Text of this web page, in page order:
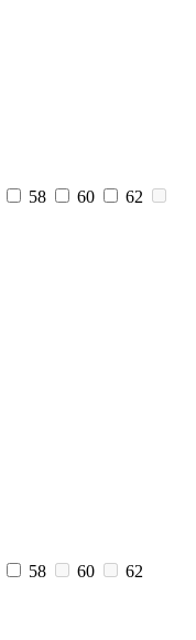
58 60
62
58 60
62